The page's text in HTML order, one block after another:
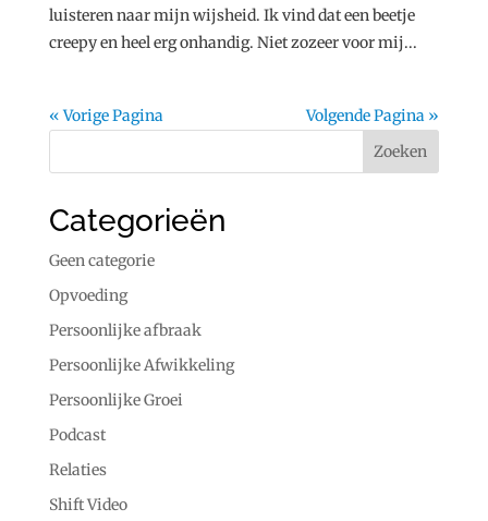
luisteren naar mijn wijsheid. Ik vind dat een beetje
creepy en heel erg onhandig. Niet zozeer voor mij...
« Vorige Pagina Volgende Pagina »
Categorieën
Geen categorie
Opvoeding
Persoonlijke afbraak
Persoonlijke Afwikkeling
Persoonlijke Groei
Podcast
Relaties
Shift Video